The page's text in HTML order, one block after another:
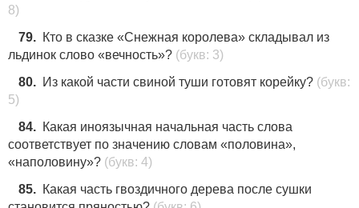
8)
79. Кто в сказке «Снежная королева» складывал из
льдинок слово «вечность»? (букв: 3)
80. Из какой части свиной туши готовят корейку? (букв:
5)
84. Какая иноязычная начальная часть слова
соответствует по значению словам «половина»,
«наполовину»? (букв: 4)
85. Какая часть гвоздичного дерева после сушки